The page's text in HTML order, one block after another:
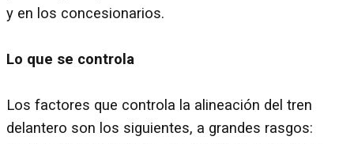
y en los concesionarios.
Lo que se controla
Los factores que controla la alineación del tren
delantero son los siguientes, a grandes rasgos: